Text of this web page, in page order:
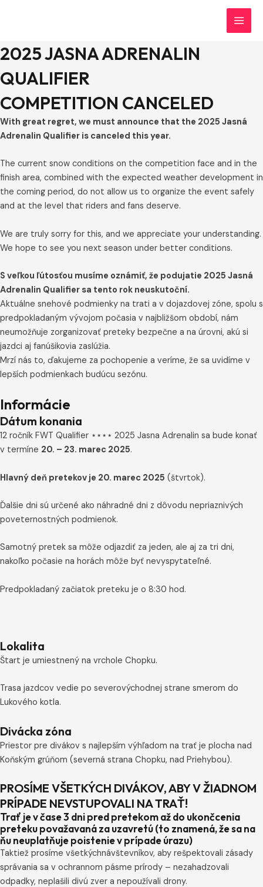
2025 JASNA ADRENALIN
QUALIFIER
COMPETITION CANCELED
With great regret, we must announce that the 2025 Jasná
Adrenalin Qualifier is canceled this year.
The current snow conditions on the competition face and in the
finish area, combined with the expected weather development in
the coming period, do not allow us to organize the event safely
and at the level that riders and fans deserve.
We are truly sorry for this, and we appreciate your understanding.
We hope to see you next season under better conditions.
S veľkou ľútosťou musíme oznámiť, že podujatie 2025 Jasná
Adrenalin Qualifier sa tento rok neuskutoční.
Aktuálne snehové podmienky na trati a v dojazdovej zóne, spolu s
predpokladaným vývojom počasia v najbližšom období, nám
neumožňuje zorganizovať preteky bezpečne a na úrovni, akú si
jazdci aj fanúšikovia zaslúžia.
Mrzí nás to, ďakujeme za pochopenie a veríme, že sa uvidíme v
lepších podmienkach budúcu sezónu.
Informácie
Dátum konania
12 ročník FWT Qualifier ⋆⋆⋆⋆ 2025 Jasna Adrenalin sa bude konať
v termíne 20. – 23. marec 2025.
Hlavný deň pretekov je 20. marec 2025 (štvrtok).
Ďalšie dni sú určené ako náhradné dni z dôvodu nepriaznivých
poveternostných podmienok.
Samotný pretek sa môže odjazdiť za jeden, ale aj za tri dni,
nakoľko počasie na horách môže byť nevyspytateľné.
Predpokladaný začiatok preteku je o 8:30 hod.
Lokalita
Štart je umiestnený na vrchole Chopku.
Trasa jazdcov vedie po severovýchodnej strane smerom do
Lukového kotla.
Divácka zóna
Priestor pre divákov s najlepším výhľadom na trať je plocha nad
Koňským grúňom (severná strana Chopku, nad Priehybou).
PROSÍME VŠETKÝCH DIVÁKOV, ABY V ŽIADNOM
PRÍPADE NEVSTUPOVALI NA TRAŤ!
Trať je v čase 3 dni pred pretekom až do ukončcenia
preteku považavaná za uzavretú (to znamená, že sa na
ňu neuplatňuje poistenie v prípade úrazu)
Taktiež prosíme všetkýchnávštevníkov, aby rešpektovali zásady
správania sa v ochrannom pásme prírody – nezahadzovali
odpadky, neplašili divú zver a nepoužívali drony.